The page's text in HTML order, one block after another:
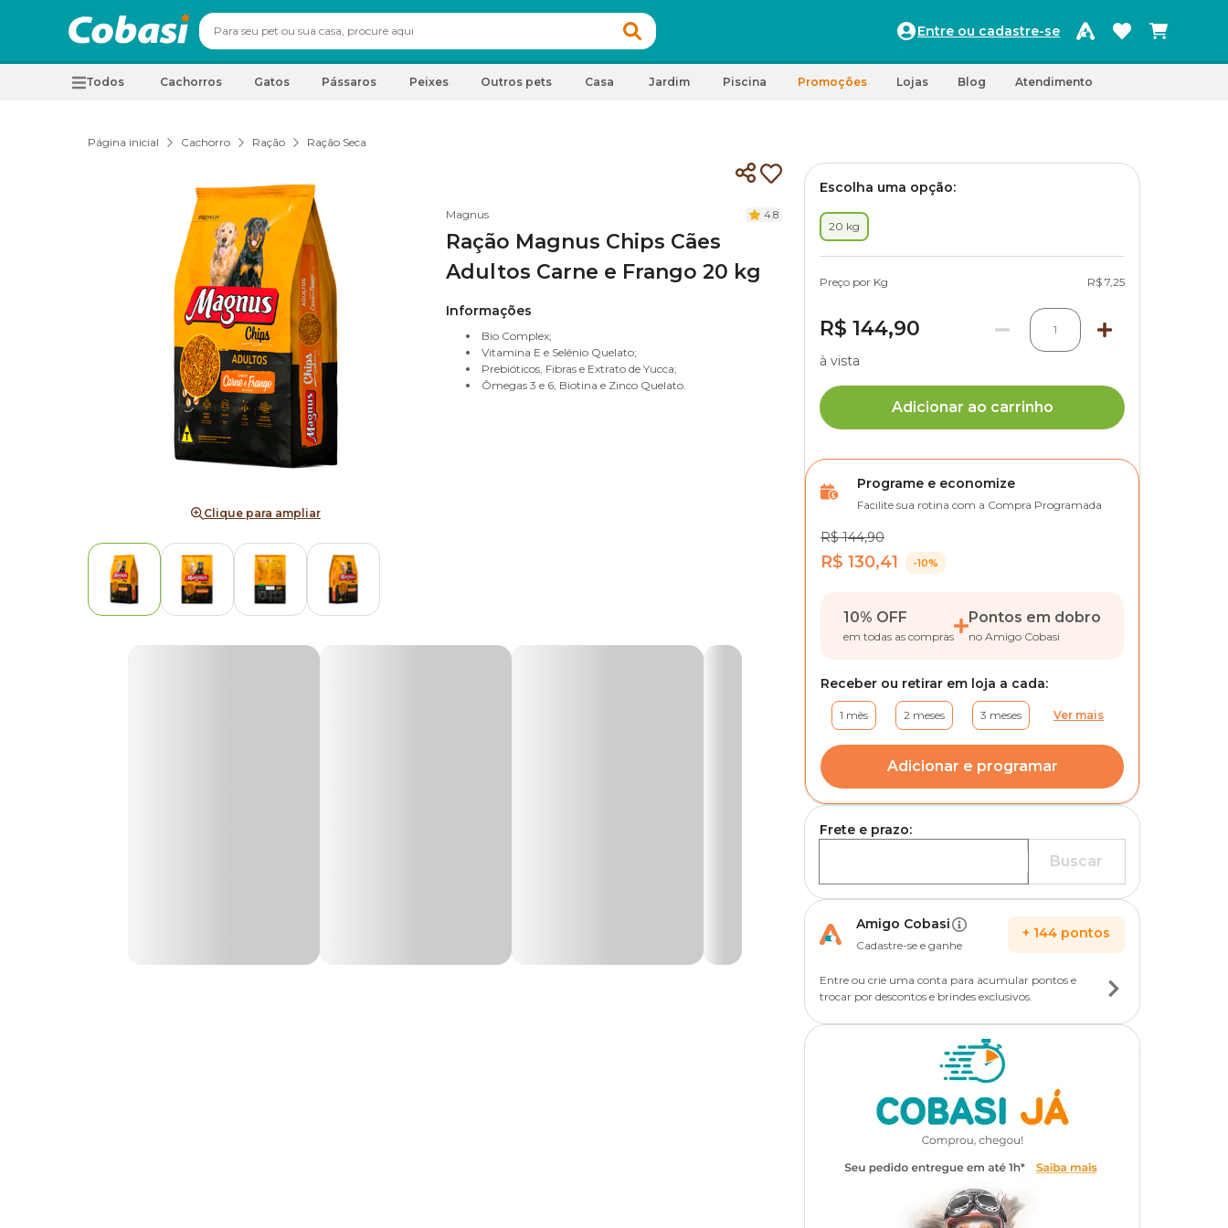
Entre ou cadastre-se
Todos Cachorros Gatos Pássaros Peixes Outros pets Casa Jardim Piscina Promoções Lojas Blog Atendimento
Página inicial Cachorro Ração Ração Seca
Clique para ampliar
Magnus 4.8
Ração Magnus Chips Cães
Adultos Carne e Frango 20 kg
Informações
Bio Complex;
Vitamina E e Selênio Quelato;
Prebióticos, Fibras e Extrato de Yucca;
Ômegas 3 e 6, Biotina e Zinco Quelato.
Escolha uma opção:
20 kg
Preço por Kg R$ 7,25
R$ 144,90 1
à vista
Adicionar ao carrinho
Programe e economize
Facilite sua rotina com a Compra Programada
R$ 144,90
R$ 130,41 -10%
10% OFF
em todas as compras
Pontos em dobro
no Amigo Cobasi
Receber ou retirar em loja a cada:
1 mês 2 meses 3 meses Ver mais
Adicionar e programar
Frete e prazo:
Buscar
Amigo Cobasi
Cadastre-se e ganhe
+ 144 pontos
Entre ou crie uma conta para acumular pontos e
trocar por descontos e brindes exclusivos.